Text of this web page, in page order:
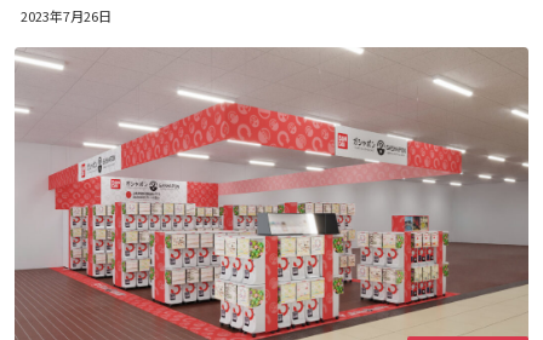
2023年7月26日